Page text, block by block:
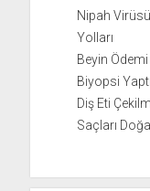
Nipah
Yolları
Beyin
Biyopsi
Diş Eti
Saçları